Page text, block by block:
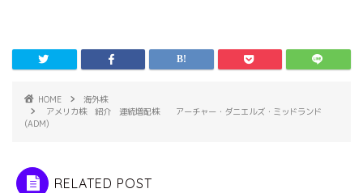
HOME
海外株
アメリカ株 紹介 連続増配株 アーチャー・ダニエルズ・ミッドランド
(ADM)
RELATED POST